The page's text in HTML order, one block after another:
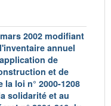
2002 modifiant
annuel
de
et de
loi n° 2000-1208
solidarité et au